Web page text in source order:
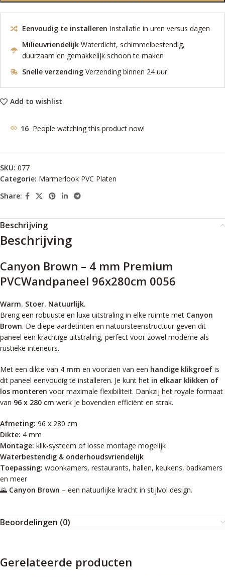
Eenvoudig te installeren Installatie in uren versus dagen
Milieuvriendelijk Waterdicht, schimmelbestendig,
duurzaam en gemakkelijk schoon te maken
Snelle verzending Verzending binnen 24 uur
Add to wishlist
16 People watching this product now!
SKU: 077
Categorie: Marmerlook PVC Platen
Share:
Beschrijving
Beschrijving
Canyon Brown – 4 mm Premium
PVCWandpaneel 96x280cm 0056
Warm. Stoer. Natuurlijk.
Breng een robuuste en luxe uitstraling in elke ruimte met Canyon
Brown. De diepe aardetinten en natuursteenstructuur geven dit
paneel een krachtige uitstraling, perfect voor zowel moderne als
rustieke interieurs.
Met een dikte van 4 mm en voorzien van een handige klikgroef is
dit paneel eenvoudig te installeren. Je kunt het in elkaar klikken of
los monteren voor maximale flexibiliteit. Dankzij het royale formaat
van 96 x 280 cm werk je bovendien efficiënt en strak.
Afmeting: 96 x 280 cm
Dikte: 4 mm
Montage: klik-systeem of losse montage mogelijk
Waterbestendig & onderhoudsvriendelijk
Toepassing: woonkamers, restaurants, hallen, keukens, badkamers
en meer
🌄 Canyon Brown – een natuurlijke kracht in stijlvol design.
Beoordelingen (0)
Gerelateerde producten